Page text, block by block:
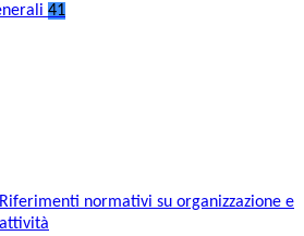
41
Riferimenti normativi su organizzazione e
attività